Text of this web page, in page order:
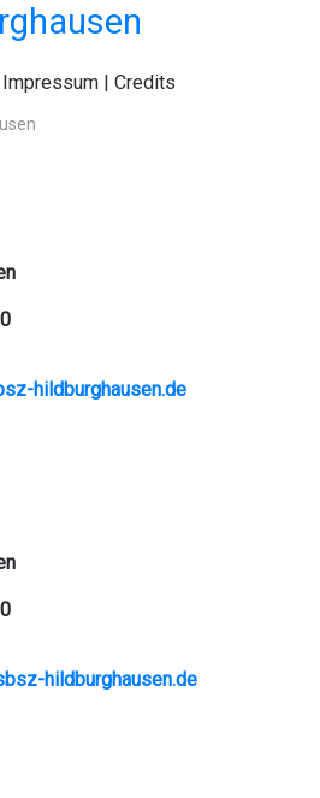
Impressum |Credits
hildburghausen.de
hildburghausen.de